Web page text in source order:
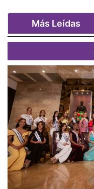
Más Leídas